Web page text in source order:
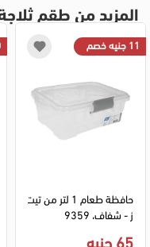
المزيد من طقم
11 جنيه خصم
حافظة طعام 1 لتر من تيت
ز - شفاف، 9359
65 جنيه